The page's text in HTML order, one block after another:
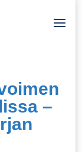
–